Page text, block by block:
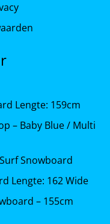
Lengte: 159cm
– Baby Blue / Multi
Snowboard
Lengte: 162 Wide
– 155cm